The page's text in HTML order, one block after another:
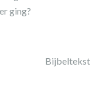
ging?
Bijbeltekst